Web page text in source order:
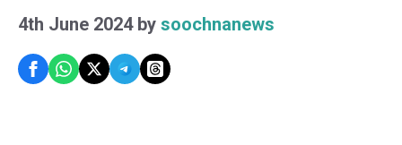
4th June 2024 by soochnanews